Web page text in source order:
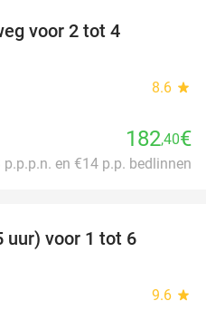
voor 2 tot 4
8.6 star
182,40€
en €14 p.p. bedlinnen
uur) voor 1 tot 6
9.6 star